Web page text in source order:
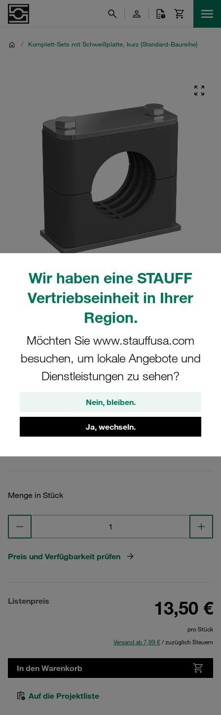
Wir haben eine STAUFF
Vertriebseinheit in Ihrer
Region.
Möchten Sie www.stauffusa.com
besuchen, um lokale Angebote und
Dienstleistungen zu sehen?
Nein, bleiben.
Ja, wechseln.
/ Komplett-Sets mit Schweißplatte, kurz (Standard-Baureihe)
tatsächlichen Produkt abweichen.
Mehr anzeigen
Komplettschelle Standard-Baureihe Gr.
1a Ø8mm Polyamid W5 Anschweißpl.,
kurz Deckpl., AS-Schraube gerippt, mit
Vorspannung
SP-108a-PA-DP-AS-M-W5
STAUFF Materialnr. 1110001020
Menge in Stück
Preis und Verfügbarkeit prüfen
Listenpreis 13,50 €
pro Stück
Versand ab 7,99 €/ zuzüglich Steuern
In den Warenkorb
Auf die Projektliste